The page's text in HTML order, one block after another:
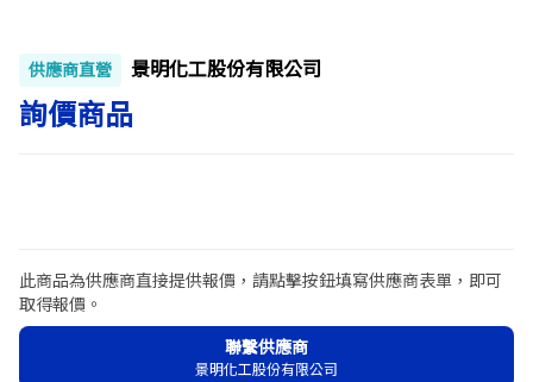
供應商直營 景明化工股份有限公司
詢價商品
此商品為供應商直接提供報價，請點擊按鈕填寫供應商表單，即可
取得報價。
聯繫供應商
景明化工股份有限公司